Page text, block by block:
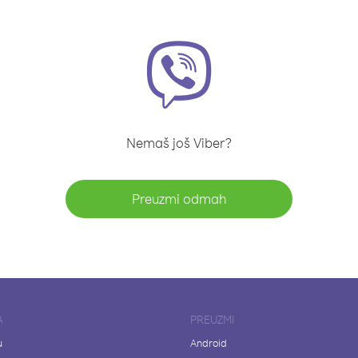
Nemaš još Viber?
Preuzmi odmah
PREUZMI
Android